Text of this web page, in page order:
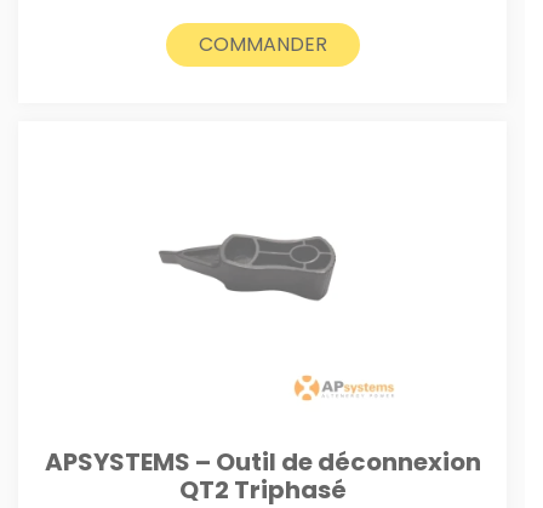
COMMANDER
APSYSTEMS – Outil de déconnexion
QT2 Triphasé